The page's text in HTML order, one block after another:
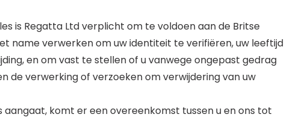
is Regatta Ltd verplicht om te voldoen aan de Britse
name verwerken om uw identiteit te verifiëren, uw leeftijd
en om vast te stellen of u vanwege ongepast gedrag
de verwerking of verzoeken om verwijdering van uw
komt er een overeenkomst tussen u en ons tot